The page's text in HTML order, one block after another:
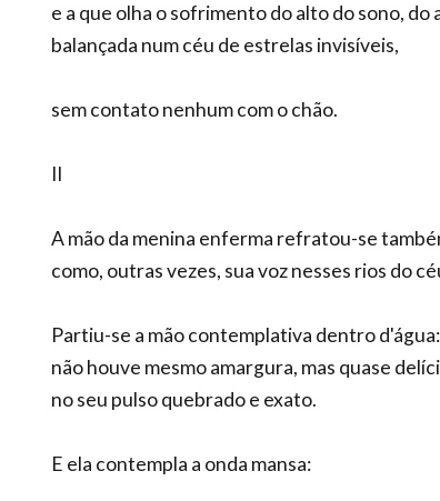
e a que olha o sofrimento do alto do sono, do
balançada num céu de estrelas invisíveis,
sem contato nenhum com o chão.
II
A mão da menina enferma refratou-se
como, outras vezes, sua voz nesses rios do
Partiu-se a mão contemplativa dentro d'água:
não houve mesmo amargura, mas quase
no seu pulso quebrado e exato.
E ela contempla a onda mansa: